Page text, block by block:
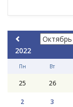
2022
Пн Вт
25 26
2 3